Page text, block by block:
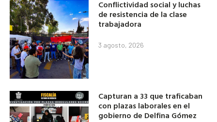
Conflictividad social y luchas
de resistencia de la clase
trabajadora
3 agosto, 2026
Capturan a 33 que traficaban
con plazas laborales en el
gobierno de Delfina Gómez